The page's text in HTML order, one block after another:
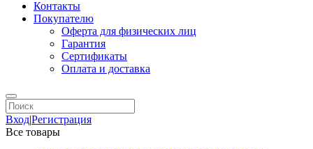
Контакты
Покупателю
Оферта для физических лиц
Гарантия
Сертификаты
Оплата и доставка
Вход|Регистрация
Все товары